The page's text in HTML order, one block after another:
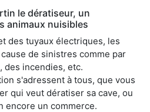
le dératiseur, un
animaux nuisibles
des tuyaux électriques, les
de sinistres comme par
des incendies, etc.
s'adressent à tous, que vous
qui veut dératiser sa cave, ou
encore un commerce.